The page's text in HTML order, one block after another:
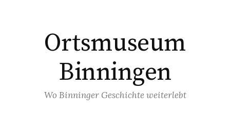
Ortsmuseum
Binningen
Wo Binninger Geschichte weiterlebt